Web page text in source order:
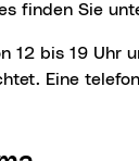
finden Sie
Eine